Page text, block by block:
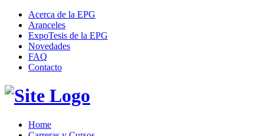
Acerca de la EPG
Aranceles
ExpoTesis de la EPG
Novedades
FAQ
Contacto
Home